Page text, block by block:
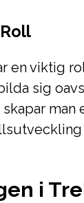
en viktig
sig
man
i